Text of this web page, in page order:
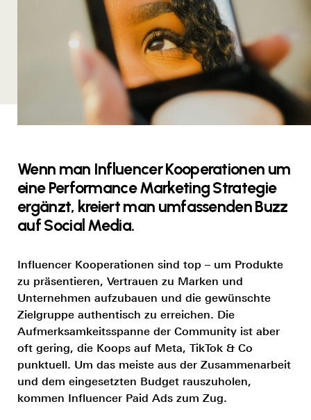
Wenn man Influencer Kooperationen um
eine Performance Marketing Strategie
ergänzt, kreiert man umfassenden Buzz
auf Social Media.
Influencer Kooperationen sind top – um Produkte
zu präsentieren, Vertrauen zu Marken und
Unternehmen aufzubauen und die gewünschte
Zielgruppe authentisch zu erreichen. Die
Aufmerksamkeitsspanne der Community ist aber
oft gering, die Koops auf Meta, TikTok & Co
punktuell. Um das meiste aus der Zusammenarbeit
und dem eingesetzten Budget rauszuholen,
kommen Influencer Paid Ads zum Zug.